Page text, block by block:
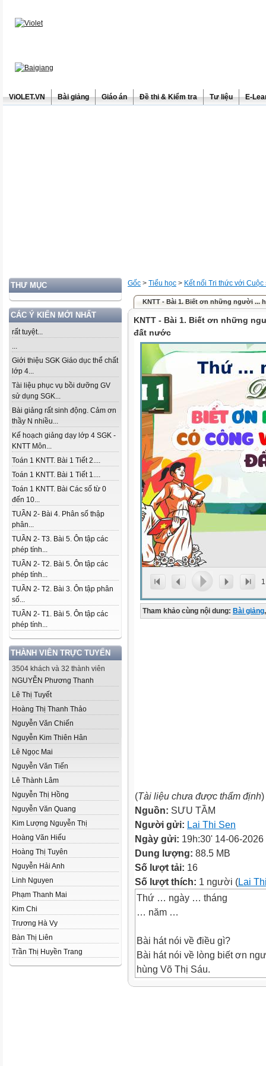
ViOLET.VN Bài giảng Giáo án Đề thi & Kiểm tra Tư liệu E-
THƯ MỤC
CÁC Ý KIẾN MỚI NHẤT
rất tuyệt...
...
Giới thiệu SGK Giáo dục thể chất
lớp 4...
Tài liệu phục vụ bồi dưỡng GV
sử dụng SGK...
Bài giảng rất sinh động. Cảm ơn
thầy N nhiều...
Kế hoạch giảng dạy lớp 4 SGK -
KNTT Môn...
Toán 1 KNTT. Bài 1 Tiết 2....
Toán 1 KNTT. Bài 1 Tiết 1....
Toán 1 KNTT. Bài Các số từ 0
đến 10...
TUẦN 2- Bài 4. Phân số thập
phân...
TUẦN 2- T3. Bài 5. Ôn tập các
phép tính...
TUẦN 2- T2. Bài 5. Ôn tập các
phép tính...
TUẦN 2- T2. Bài 3. Ôn tập phân
số...
TUẦN 2- T1. Bài 5. Ôn tập các
phép tính...
THÀNH VIÊN TRỰC TUYẾN
3504 khách và 32 thành viên
NGUYỄN Phương Thanh
Lê Thị Tuyết
Hoàng Thị Thanh Thảo
Nguyễn Văn Chiến
Nguyễn Kim Thiên Hân
Lê Ngọc Mai
Nguyễn Văn Tiến
Lê Thành Lâm
Nguyễn Thị Hồng
Nguyễn Văn Quang
Kim Lượng Nguyễn Thị
Hoàng Văn Hiếu
Hoàng Thị Tuyên
Nguyễn Hải Anh
Linh Nguyen
Phạm Thanh Mai
Kim Chi
Trương Hà Vy
Bàn Thị Liên
Trần Thị Huyền Trang
Gốc > Tiểu học > Kết nối Tri thức với Cuộc
KNTT - Bài 1. Biết ơn những người ...
KNTT - Bài 1. Biết ơn những
đất nước
1
Tham khảo cùng nội dung: Bài giảng,
(Tài liệu chưa được thẩm định)
Nguồn: SƯU TẦM
Người gửi: Lai Thi Sen
Ngày gửi: 19h:30' 14-06-2026
Dung lượng: 88.5 MB
Số lượt tải: 16
Số lượt thích: 1 người (Lai
Thứ … ngày … tháng
… năm …
Bài hát nói về điều gì?
Bài hát nói về lòng biết ơn
hùng Võ Thị Sáu.